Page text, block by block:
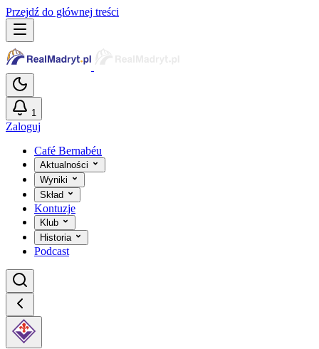
Przejdź do głównej treści
1
Zaloguj
Café Bernabéu
Aktualności
Wyniki
Skład
Kontuzje
Klub
Historia
Podcast